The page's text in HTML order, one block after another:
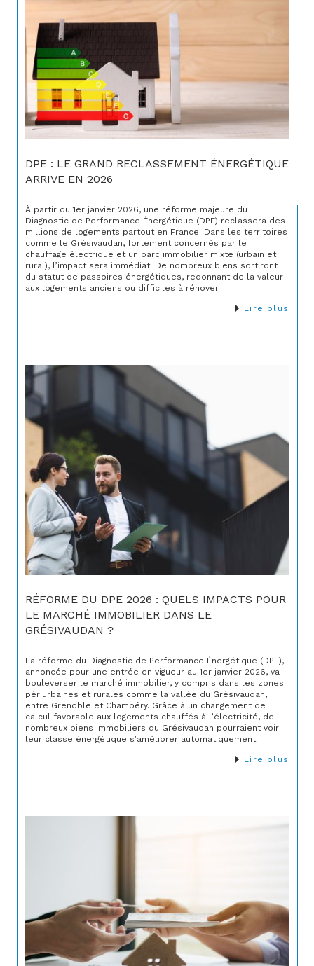
DPE : LE GRAND RECLASSEMENT ÉNERGÉTIQUE
ARRIVE EN 2026
À partir du 1er janvier 2026, une réforme majeure du
Diagnostic de Performance Énergétique (DPE) reclassera des
millions de logements partout en France. Dans les territoires
comme le Grésivaudan, fortement concernés par le
chauffage électrique et un parc immobilier mixte (urbain et
rural), l’impact sera immédiat. De nombreux biens sortiront
du statut de passoires énergétiques, redonnant de la valeur
aux logements anciens ou difficiles à rénover.
Lire plus
RÉFORME DU DPE 2026 : QUELS IMPACTS POUR
LE MARCHÉ IMMOBILIER DANS LE
GRÉSIVAUDAN ?
La réforme du Diagnostic de Performance Énergétique (DPE),
annoncée pour une entrée en vigueur au 1er janvier 2026, va
bouleverser le marché immobilier, y compris dans les zones
périurbaines et rurales comme la vallée du Grésivaudan,
entre Grenoble et Chambéry. Grâce à un changement de
calcul favorable aux logements chauffés à l’électricité, de
nombreux biens immobiliers du Grésivaudan pourraient voir
leur classe énergétique s’améliorer automatiquement.
Lire plus